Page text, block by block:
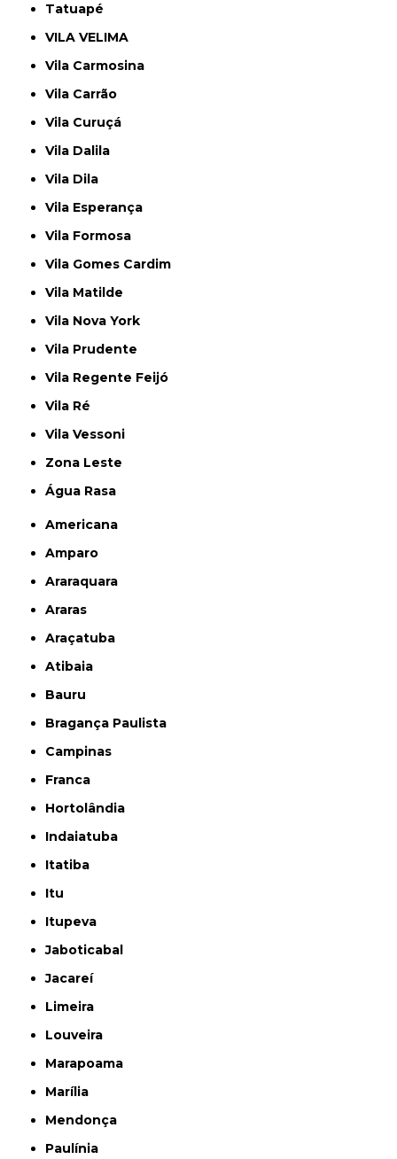
Tatuapé
VILA VELIMA
Vila Carmosina
Vila Carrão
Vila Curuçá
Vila Dalila
Vila Dila
Vila Esperança
Vila Formosa
Vila Gomes Cardim
Vila Matilde
Vila Nova York
Vila Prudente
Vila Regente Feijó
Vila Ré
Vila Vessoni
Zona Leste
Água Rasa
Americana
Amparo
Araraquara
Araras
Araçatuba
Atibaia
Bauru
Bragança Paulista
Campinas
Franca
Hortolândia
Indaiatuba
Itatiba
Itu
Itupeva
Jaboticabal
Jacareí
Limeira
Louveira
Marapoama
Marília
Mendonça
Paulínia